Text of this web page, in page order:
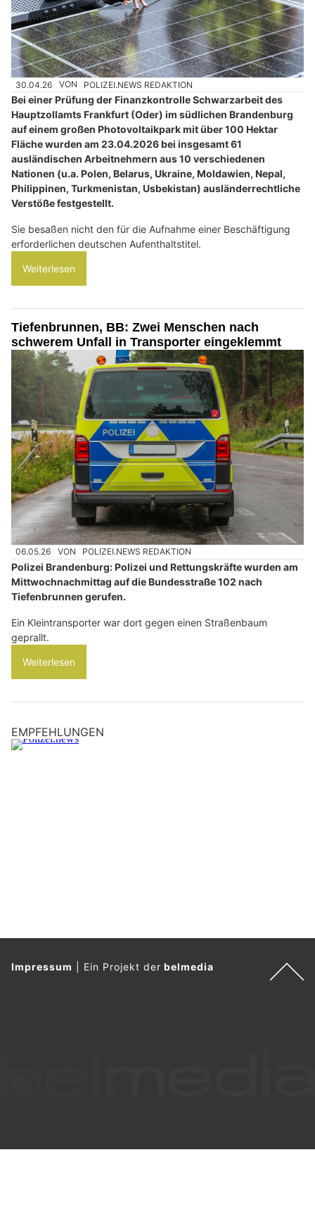
30.04.26 VON POLIZEI.NEWS REDAKTION
Bei einer Prüfung der Finanzkontrolle Schwarzarbeit des
Hauptzollamts Frankfurt (Oder) im südlichen Brandenburg
auf einem großen Photovoltaikpark mit über 100 Hektar
Fläche wurden am 23.04.2026 bei insgesamt 61
ausländischen Arbeitnehmern aus 10 verschiedenen
Nationen (u.a. Polen, Belarus, Ukraine, Moldawien, Nepal,
Philippinen, Turkmenistan, Usbekistan) ausländerrechtliche
Verstöße festgestellt.
Sie besaßen nicht den für die Aufnahme einer Beschäftigung
erforderlichen deutschen Aufenthaltstitel.
Weiterlesen
Tiefenbrunnen, BB: Zwei Menschen nach
schwerem Unfall in Transporter eingeklemmt
06.05.26 VON POLIZEI.NEWS REDAKTION
Polizei Brandenburg: Polizei und Rettungskräfte wurden am
Mittwochnachmittag auf die Bundesstraße 102 nach
Tiefenbrunnen gerufen.
Ein Kleintransporter war dort gegen einen Straßenbaum
geprallt.
Weiterlesen
EMPFEHLUNGEN
Impressum Ein Projekt derbelmedia